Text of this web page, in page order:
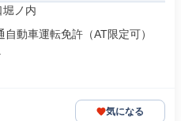
ノ内
動車運転免許（AT限定可）
気になる